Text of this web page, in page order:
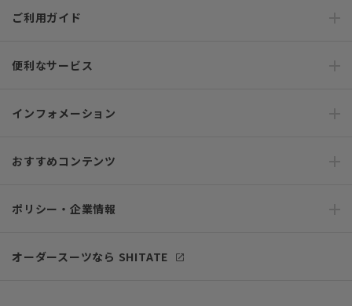
ご利用ガイド
便利なサービス
インフォメーション
おすすめコンテンツ
ポリシー・企業情報
オーダースーツなら SHITATE